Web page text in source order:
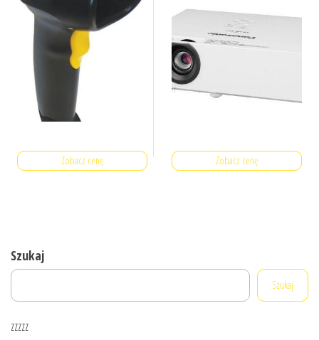
Zobacz cenę Zobacz cenę
Szukaj
Szukaj
zzzzz